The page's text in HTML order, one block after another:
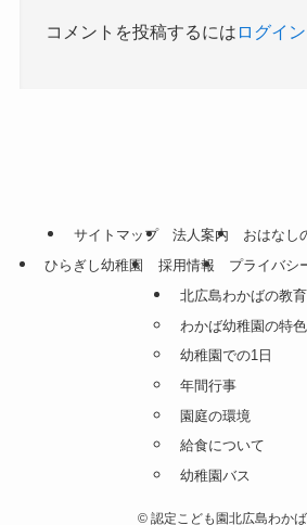
コメントを投稿するには ログイン
サイトマップ 法人案内
おはなし
ひらぎし幼稚園
採用情報 プライバシ
北広島わかばの教育
わかば幼稚園の特色
幼稚園での1日
年間行事
園庭の環境
給食について
幼稚園バス
©認定こども園北広島わかば